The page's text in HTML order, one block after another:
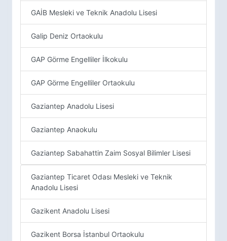
GAİB Mesleki ve Teknik Anadolu Lisesi
Galip Deniz Ortaokulu
GAP Görme Engelliler İlkokulu
GAP Görme Engelliler Ortaokulu
Gaziantep Anadolu Lisesi
Gaziantep Anaokulu
Gaziantep Sabahattin Zaim Sosyal Bilimler Lisesi
Gaziantep Ticaret Odası Mesleki ve Teknik
Anadolu Lisesi
Gazikent Anadolu Lisesi
Gazikent Borsa İstanbul Ortaokulu